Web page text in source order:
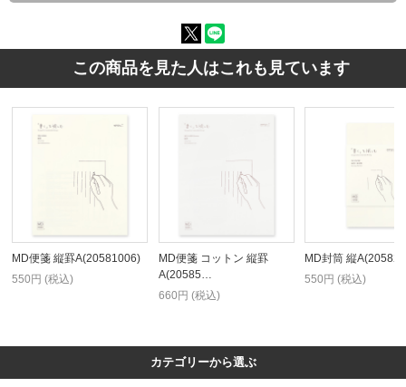
この商品を見た人はこれも見ています
MD便箋 縦罫A(20581006)
550円 (税込)
MD便箋 コットン 縦罫
A(20585…
660円 (税込)
MD封筒 縦
550円 (税込)
カテゴリーから選ぶ